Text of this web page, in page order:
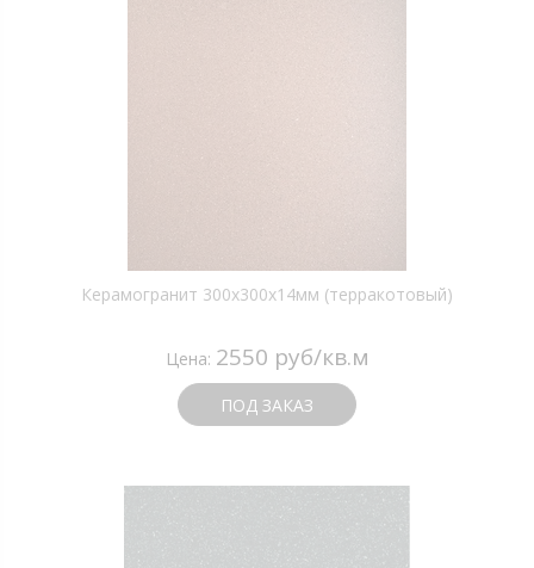
Керамогранит 300х300х14мм (терракотовый)
Цена: 2550 руб/кв.м
ПОД ЗАКАЗ